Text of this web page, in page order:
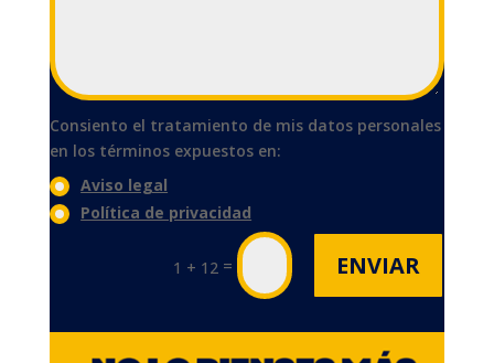
Consiento el tratamiento de mis datos personales
en los términos expuestos en:
Aviso legal
Política de privacidad
1 + 12 = ENVIAR